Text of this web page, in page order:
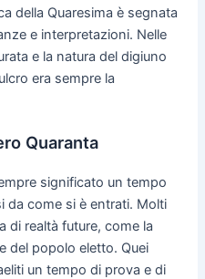
della Quaresima è segnata
e interpretazioni. Nelle
e la natura del digiuno
era sempre la
Quaranta
significato un tempo
da come si è entrati. Molti
di realtà future, come la
del popolo eletto. Quei
un tempo di prova e di